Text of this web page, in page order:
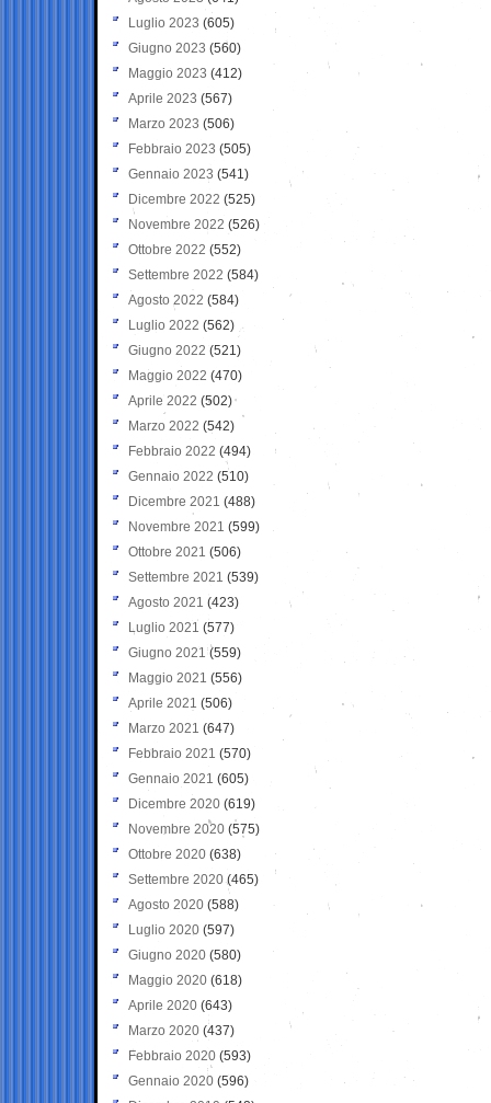
Luglio 2023 (605)
Giugno 2023 (560)
Maggio 2023 (412)
Aprile 2023 (567)
Marzo 2023 (506)
Febbraio 2023 (505)
Gennaio 2023 (541)
Dicembre 2022 (525)
Novembre 2022 (526)
Ottobre 2022 (552)
Settembre 2022 (584)
Agosto 2022 (584)
Luglio 2022 (562)
Giugno 2022 (521)
Maggio 2022 (470)
Aprile 2022 (502)
Marzo 2022 (542)
Febbraio 2022 (494)
Gennaio 2022 (510)
Dicembre 2021 (488)
Novembre 2021 (599)
Ottobre 2021 (506)
Settembre 2021 (539)
Agosto 2021 (423)
Luglio 2021 (577)
Giugno 2021(559)
Maggio 2021 (556)
Aprile 2021 (506)
Marzo 2021 (647)
Febbraio 2021 (570)
Gennaio 2021 (605)
Dicembre 2020 (619)
Novembre 2020 (575)
Ottobre 2020 (638)
Settembre 2020(465)
Agosto 2020 (588)
Luglio 2020 (597)
Giugno 2020 (580)
Maggio 2020 (618)
Aprile 2020 (643)
Marzo 2020 (437)
Febbraio 2020 (593)
Gennaio 2020 (596)